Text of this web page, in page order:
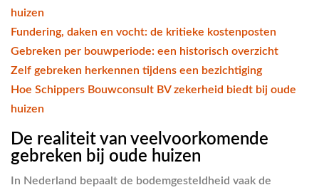
huizen
Fundering, daken en vocht: de kritieke kostenposten
Gebreken per bouwperiode: een historisch overzicht
Zelf gebreken herkennen tijdens een bezichtiging
Hoe Schippers Bouwconsult BV zekerheid biedt bij oude
huizen
De realiteit van veelvoorkomende
gebreken bij oude huizen
In Nederland bepaalt de bodemgesteldheid vaak de